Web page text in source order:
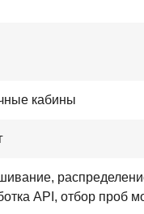
кабины
API, отбор проб